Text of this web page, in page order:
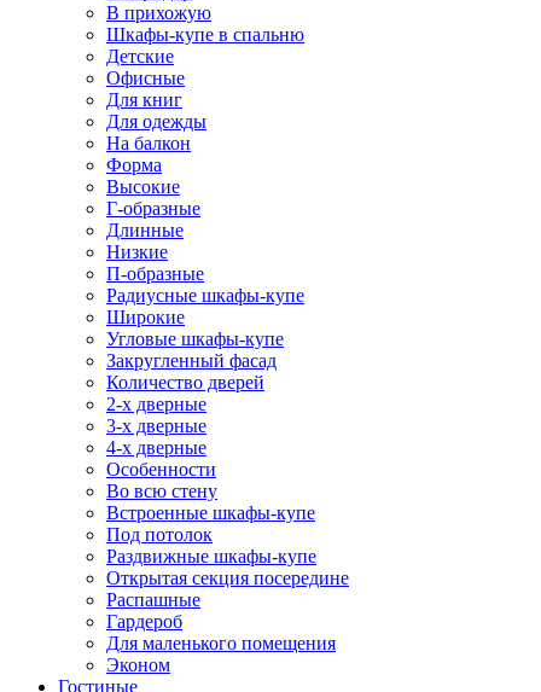
В прихожую
Шкафы-купе в спальню
Детские
Офисные
Для книг
Для одежды
На балкон
Форма
Высокие
Г-образные
Длинные
Низкие
П-образные
Радиусные шкафы-купе
Широкие
Угловые шкафы-купе
Закругленный фасад
Количество дверей
2-х дверные
3-х дверные
4-х дверные
Особенности
Во всю стену
Встроенные шкафы-купе
Под потолок
Раздвижные шкафы-купе
Открытая секция посередине
Распашные
Гардероб
Для маленького помещения
Эконом
Гостиные